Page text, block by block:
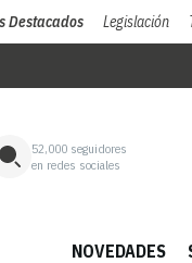
Destacados Legislación
52,000 seguidores
en redes sociales
NOVEDADES